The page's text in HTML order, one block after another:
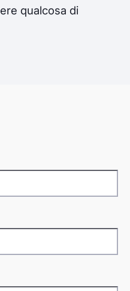
qualcosa di